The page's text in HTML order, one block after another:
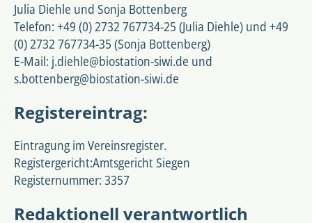
Julia Diehle und Sonja Bottenberg
Telefon: +49 (0) 2732 767734-25 (Julia Diehle) und +49
(0) 2732 767734-35 (Sonja Bottenberg)
E-Mail: j.diehle@biostation-siwi.de und
s.bottenberg@biostation-siwi.de
Registereintrag:
Eintragung im Vereinsregister.
Registergericht:Amtsgericht Siegen
Registernummer: 3357
Redaktionell verantwortlich